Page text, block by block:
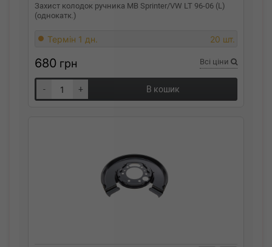
Захист колодок ручника MB Sprinter/VW LT 96-06 (L)
(однокатк.)
Термін 1 дн. 20 шт.
680 грн Всі ціни
- + В кошик